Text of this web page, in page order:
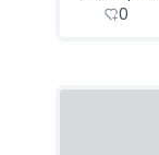
0